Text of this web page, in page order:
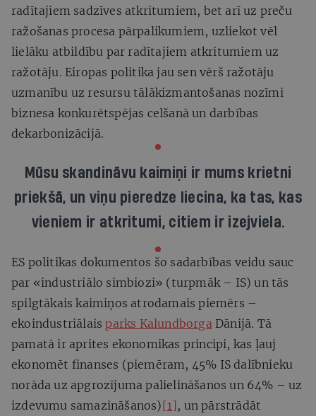
radītajiem sadzīves atkritumiem, bet arī uz preču
ražošanas procesa pārpalikumiem, uzliekot vēl
lielāku atbildību par radītajiem atkritumiem uz
ražotāju. Eiropas politika jau sen vērš ražotāju
uzmanību uz resursu tālākizmantošanas nozīmi
biznesa konkurētspējas celšanā un darbības
dekarbonizācijā.
Mūsu skandināvu kaimiņi ir mums krietni
priekšā, un viņu pieredze liecina, ka tas, kas
vieniem ir atkritumi, citiem ir izejviela.
ES politikas dokumentos šo sadarbības veidu sauc
par «industriālo simbiozi» (turpmāk – IS) un tās
spilgtākais kaimiņos atrodamais piemērs –
ekoindustriālaisparks Kalundborga Dānijā. Tā
pamatā ir aprites ekonomikas principi, kas ļauj
ekonomēt finanses (piemēram, 45% IS dalībnieku
norāda uz apgrozījuma palielināšanos un 64% – uz
izdevumu samazināšanos)[1], un pārstrādāt